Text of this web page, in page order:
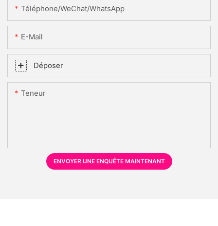
Téléphone/WeChat/WhatsApp
E-Mail
Déposer
Teneur
ENVOYER UNE ENQUÊTE MAINTENANT